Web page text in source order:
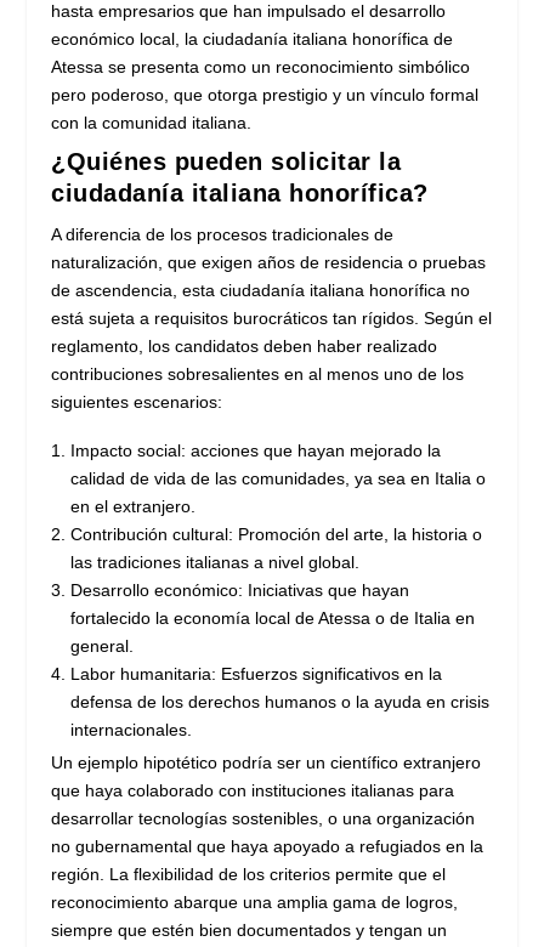
hasta empresarios que han impulsado el desarrollo
económico local, la ciudadanía italiana honorífica de
Atessa se presenta como un reconocimiento simbólico
pero poderoso, que otorga prestigio y un vínculo formal
con la comunidad italiana.
¿Quiénes pueden solicitar la
ciudadanía italiana honorífica?
A diferencia de los procesos tradicionales de
naturalización, que exigen años de residencia o pruebas
de ascendencia, esta ciudadanía italiana honorífica no
está sujeta a requisitos burocráticos tan rígidos. Según el
reglamento, los candidatos deben haber realizado
contribuciones sobresalientes en al menos uno de los
siguientes escenarios:
Impacto social: acciones que hayan mejorado la
calidad de vida de las comunidades, ya sea en Italia o
en el extranjero.
Contribución cultural: Promoción del arte, la historia o
las tradiciones italianas a nivel global.
Desarrollo económico: Iniciativas que hayan
fortalecido la economía local de Atessa o de Italia en
general.
Labor humanitaria: Esfuerzos significativos en la
defensa de los derechos humanos o la ayuda en crisis
internacionales.
Un ejemplo hipotético podría ser un científico extranjero
que haya colaborado con instituciones italianas para
desarrollar tecnologías sostenibles, o una organización
no gubernamental que haya apoyado a refugiados en la
región. La flexibilidad de los criterios permite que el
reconocimiento abarque una amplia gama de logros,
siempre que estén bien documentados y tengan un